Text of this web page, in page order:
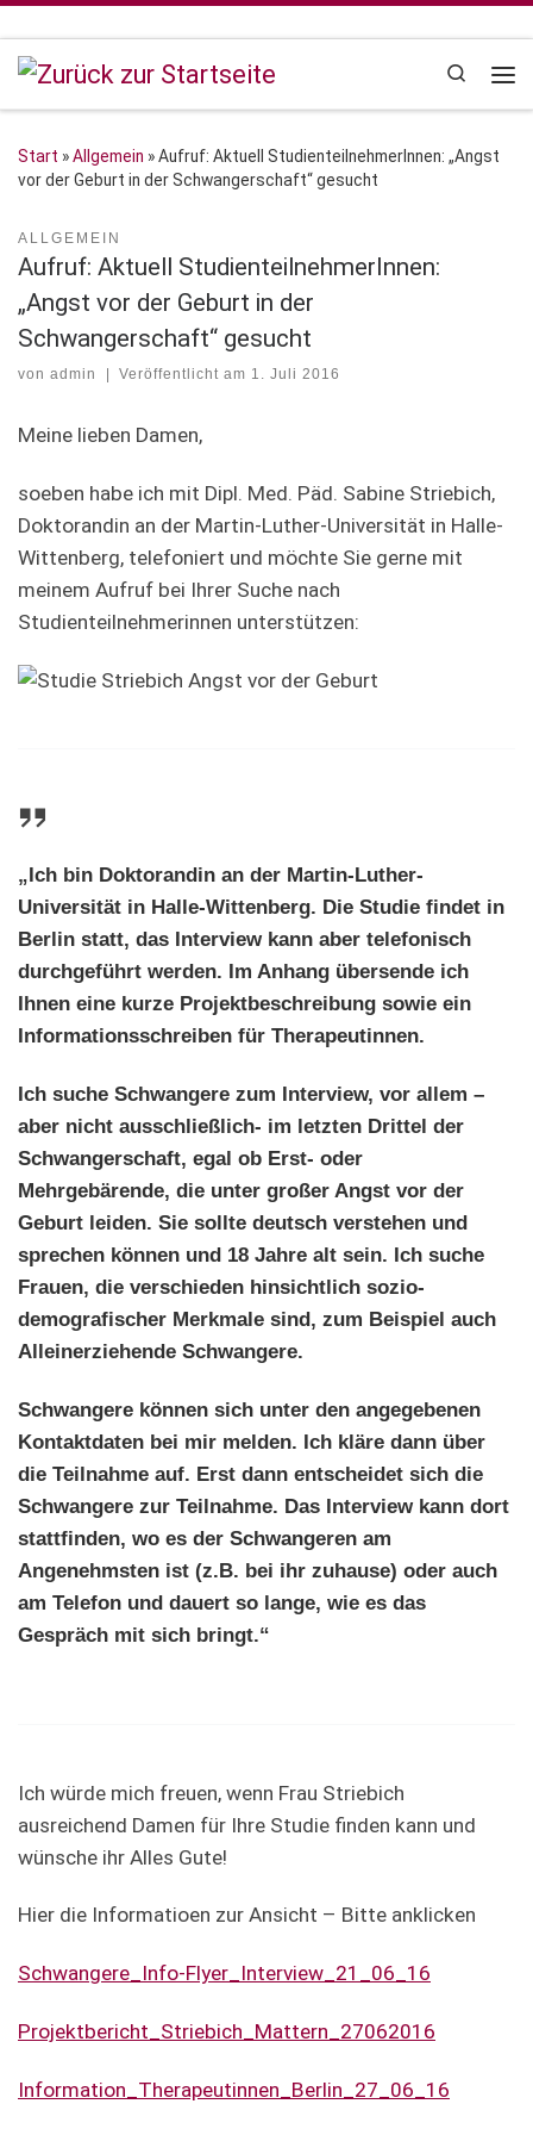
Search
Start »Allgemein »Aufruf: Aktuell StudienteilnehmerInnen: „Angst
vor der Geburt in der Schwangerschaft“ gesucht
ALLGEMEIN
Aufruf: Aktuell StudienteilnehmerInnen:
„Angst vor der Geburt in der
Schwangerschaft“ gesucht
von admin Veröffentlicht am 1. Juli 2016
Meine lieben Damen,
soeben habe ich mit Dipl. Med. Päd. Sabine Striebich,
Doktorandin an der Martin-Luther-Universität in Halle-
Wittenberg, telefoniert und möchte Sie gerne mit
meinem Aufruf bei Ihrer Suche nach
Studienteilnehmerinnen unterstützen:
„Ich bin Doktorandin an der Martin-Luther-
Universität in Halle-Wittenberg. Die Studie findet in
Berlin statt, das Interview kann aber telefonisch
durchgeführt werden. Im Anhang übersende ich
Ihnen eine kurze Projektbeschreibung sowie ein
Informationsschreiben für Therapeutinnen.
Ich suche Schwangere zum Interview, vor allem –
aber nicht ausschließlich- im letzten Drittel der
Schwangerschaft, egal ob Erst- oder
Mehrgebärende, die unter großer Angst vor der
Geburt leiden. Sie sollte deutsch verstehen und
sprechen können und 18 Jahre alt sein. Ich suche
Frauen, die verschieden hinsichtlich sozio-
demografischer Merkmale sind, zum Beispiel auch
Alleinerziehende Schwangere.
Schwangere können sich unter den angegebenen
Kontaktdaten bei mir melden. Ich kläre dann über
die Teilnahme auf. Erst dann entscheidet sich die
Schwangere zur Teilnahme. Das Interview kann dort
stattfinden, wo es der Schwangeren am
Angenehmsten ist (z.B. bei ihr zuhause) oder auch
am Telefon und dauert so lange, wie es das
Gespräch mit sich bringt.“
Ich würde mich freuen, wenn Frau Striebich
ausreichend Damen für Ihre Studie finden kann und
wünsche ihr Alles Gute!
Hier die Informatioen zur Ansicht – Bitte anklicken
Schwangere_Info-Flyer_Interview_21_06_16
Projektbericht_Striebich_Mattern_27062016
Information_Therapeutinnen_Berlin_27_06_16